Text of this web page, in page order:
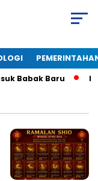
Babak Baru